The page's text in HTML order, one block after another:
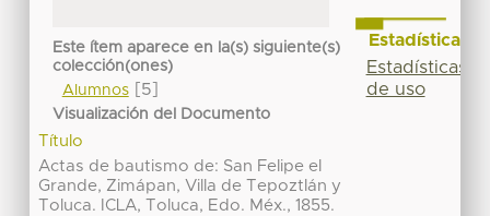
Este ítem aparece en la(s) siguiente(s)
colección(ones)
Alumnos[5]
Visualización del Documento
Título
Actas de bautismo de: San Felipe el
Grande, Zimápan, Villa de Tepoztlán y
Toluca. ICLA, Toluca, Edo. Méx., 1855.
Estadísticas
Estadísticas
de uso